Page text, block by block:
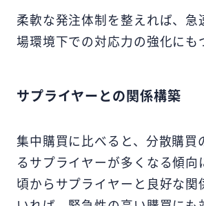
柔軟な発注体制を整えれば、急
場環境下での対応力の強化にも
サプライヤーとの関係構築
集中購買に比べると、分散購買
るサプライヤーが多くなる傾向
頃からサプライヤーと良好な関